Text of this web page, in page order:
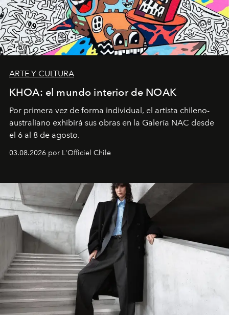
ARTE Y CULTURA
KHOA: el mundo interior de NOAK
Por primera vez de forma individual, el artista chileno-
australiano exhibirá sus obras en la Galería NAC desde
el 6 al 8 de agosto.
03.08.2026 por L'Officiel Chile